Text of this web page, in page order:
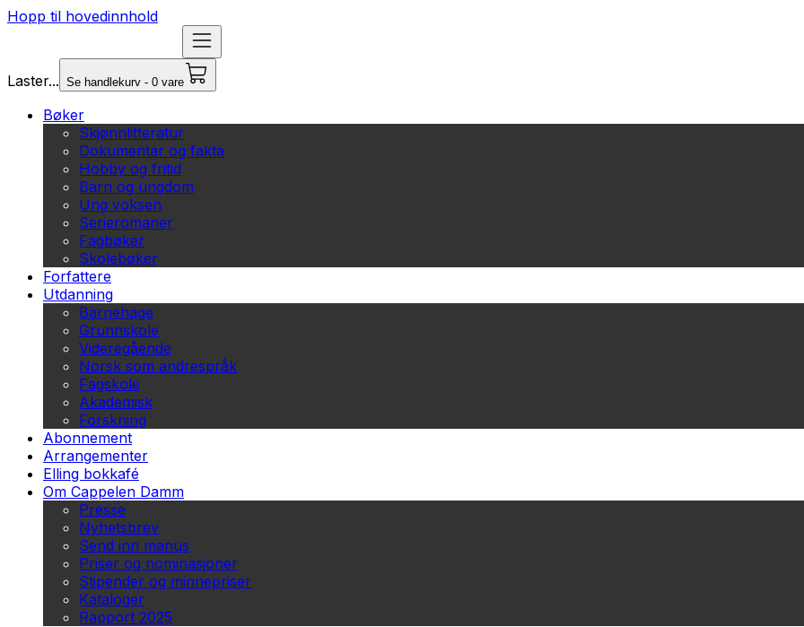
Hopp til hovedinnhold
Laster... Se handlekurv - 0 vare
Bøker
Skjønnlitteratur
Dokumentar og fakta
Hobby og fritid
Barn og ungdom
Ung voksen
Serieromaner
Fagbøker
Skolebøker
Forfattere
Utdanning
Barnehage
Grunnskole
Videregående
Norsk som andrespråk
Fagskole
Akademisk
Forskning
Abonnement
Arrangementer
Elling bokkafé
Om Cappelen Damm
Presse
Nyhetsbrev
Send inn manus
Priser og nominasjoner
Stipender og minnepriser
Kataloger
Rapport 2025